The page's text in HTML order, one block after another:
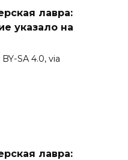
лавра:
указало на
SA 4.0, via
лавра: